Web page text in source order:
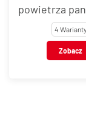
powietrza
typ 367 4 Warianty
Zobacz